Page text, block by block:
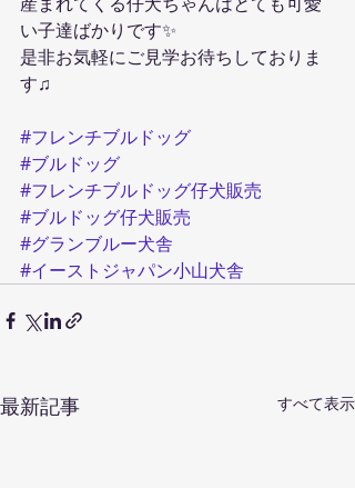
い子達ばかりです✨️
是非お気軽にご見学お待ちしておりま
す♫
#フレンチブルドッグ
#ブルドッグ
#フレンチブルドッグ仔犬販売
#ブルドッグ仔犬販売
#グランブルー犬舎
#イーストジャパン小山犬舎
最新記事 すべて表示